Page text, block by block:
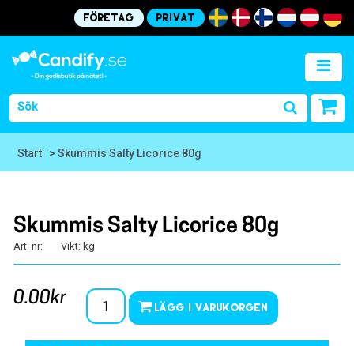
Företag Privat
Start > Skummis Salty Licorice 80g
Skummis Salty Licorice 80g
Art. nr: Vikt: kg
0.00kr
Lägg i varukorgen